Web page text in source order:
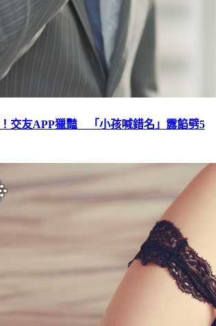
交友APP獵豔 「小孩喊錯名」露餡劈5